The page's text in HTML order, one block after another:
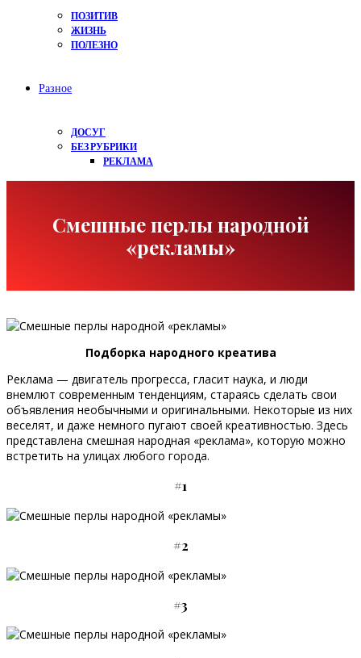
ПОЗИТИВ
ЖИЗНЬ
ПОЛЕЗНО
Разное
ДОСУГ
БЕЗ РУБРИКИ
РЕКЛАМА
Смешные перлы народной
«рекламы»
Подборка народного креатива
Реклама — двигатель прогресса, гласит наука, и люди
внемлют современным тенденциям, стараясь сделать свои
объявления необычными и оригинальными. Некоторые из них
веселят, и даже немного пугают своей креативностью. Здесь
представлена смешная народная «реклама», которую можно
встретить на улицах любого города.
#1
#2
#3